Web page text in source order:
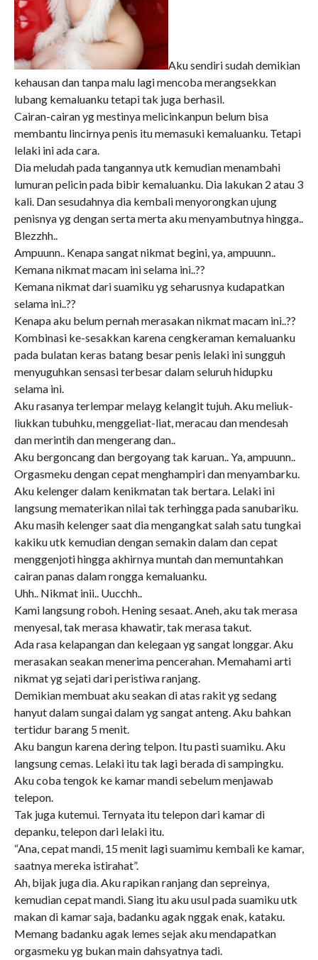
Aku sendiri sudah demikian
kehausan dan tanpa malu lagi mencoba merangsekkan
lubang kemaluanku tetapi tak juga berhasil.
Cairan-cairan yg mestinya melicinkanpun belum bisa
membantu lincirnya penis itu memasuki kemaluanku. Tetapi
lelaki ini ada cara.
Dia meludah pada tangannya utk kemudian menambahi
lumuran pelicin pada bibir kemaluanku. Dia lakukan 2 atau 3
kali. Dan sesudahnya dia kembali menyorongkan ujung
penisnya yg dengan serta merta aku menyambutnya hingga..
Blezzhh..
Ampuunn.. Kenapa sangat nikmat begini, ya, ampuunn..
Kemana nikmat macam ini selama ini..??
Kemana nikmat dari suamiku yg seharusnya kudapatkan
selama ini..??
Kenapa aku belum pernah merasakan nikmat macam ini..??
Kombinasi ke-sesakkan karena cengkeraman kemaluanku
pada bulatan keras batang besar penis lelaki ini sungguh
menyuguhkan sensasi terbesar dalam seluruh hidupku
selama ini.
Aku rasanya terlempar melayg kelangit tujuh. Aku meliuk-
liukkan tubuhku, menggeliat-liat, meracau dan mendesah
dan merintih dan mengerang dan..
Aku bergoncang dan bergoyang tak karuan.. Ya, ampuunn..
Orgasmeku dengan cepat menghampiri dan menyambarku.
Aku kelenger dalam kenikmatan tak bertara. Lelaki ini
langsung mematerikan nilai tak terhingga pada sanubariku.
Aku masih kelenger saat dia mengangkat salah satu tungkai
kakiku utk kemudian dengan semakin dalam dan cepat
menggenjoti hingga akhirnya muntah dan memuntahkan
cairan panas dalam rongga kemaluanku.
Uhh.. Nikmat inii.. Uucchh..
Kami langsung roboh. Hening sesaat. Aneh, aku tak merasa
menyesal, tak merasa khawatir, tak merasa takut.
Ada rasa kelapangan dan kelegaan yg sangat longgar. Aku
merasakan seakan menerima pencerahan. Memahami arti
nikmat yg sejati dari peristiwa ranjang.
Demikian membuat aku seakan di atas rakit yg sedang
hanyut dalam sungai dalam yg sangat anteng. Aku bahkan
tertidur barang 5 menit.
Aku bangun karena dering telpon. Itu pasti suamiku. Aku
langsung cemas. Lelaki itu tak lagi berada di sampingku.
Aku coba tengok ke kamar mandi sebelum menjawab
telepon.
Tak juga kutemui. Ternyata itu telepon dari kamar di
depanku, telepon dari lelaki itu.
“Ana, cepat mandi, 15 menit lagi suamimu kembali ke kamar,
saatnya mereka istirahat”.
Ah, bijak juga dia. Aku rapikan ranjang dan sepreinya,
kemudian cepat mandi. Siang itu aku usul pada suamiku utk
makan di kamar saja, badanku agak nggak enak, kataku.
Memang badanku agak lemes sejak aku mendapatkan
orgasmeku yg bukan main dahsyatnya tadi.